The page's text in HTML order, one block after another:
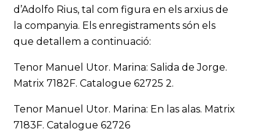
d’Adolfo Rius, tal com figura en els arxius de
la companyia. Els enregistraments són els
que detallem a continuació:
Tenor Manuel Utor. Marina: Salida de Jorge.
Matrix 7182F. Catalogue 62725 2.
Tenor Manuel Utor. Marina: En las alas. Matrix
7183F. Catalogue 62726